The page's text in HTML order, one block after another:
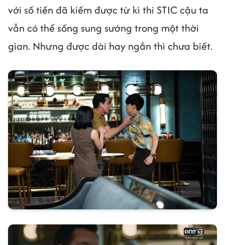
với số tiền đã kiếm được từ kì thi STIC cậu ta
vẫn có thể sống sung sướng trong một thời
gian. Nhưng được dài hay ngắn thì chưa biết.